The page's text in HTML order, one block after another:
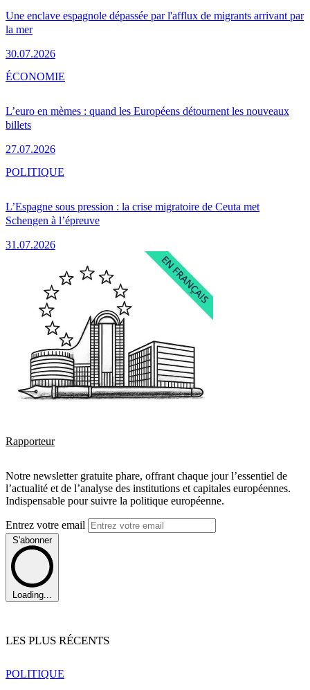
Une enclave espagnole dépassée par l'afflux de migrants arrivant par
la mer
30.07.2026
L’euro en mèmes : quand les Européens détournent les nouveaux
billets
27.07.2026
ÉCONOMIE
L’Espagne sous pression : la crise migratoire de Ceuta met
Schengen à l’épreuve
31.07.2026
POLITIQUE
Rapporteur
Notre newsletter gratuite phare, offrant chaque jour l’essentiel de
l’actualité et de l’analyse des institutions et capitales européennes.
Indispensable pour suivre la politique européenne.
Entrez votre email
S'abonner
Loading...
LES PLUS RÉCENTS
POLITIQUE